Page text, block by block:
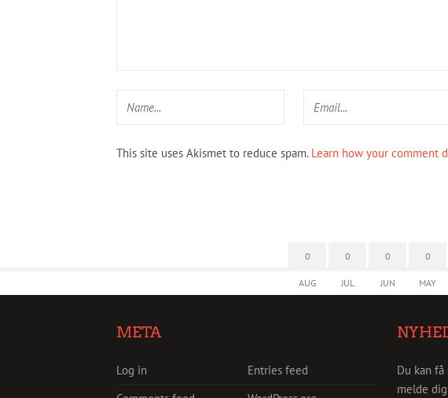
This site uses Akismet to reduce spam. Learn how your comment
0
AUG
0
JUL
0
JUN
0
MAY
META
Log in
Entries feed
Du kan
melde dig